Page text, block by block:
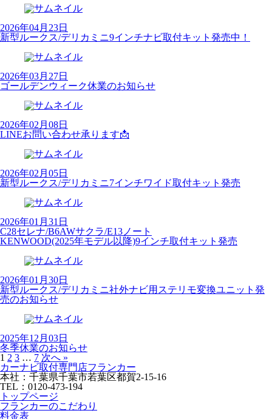
2026年04月23日
新型ルークス/デリカミニ9インチナビ取付キット発売中！
2026年03月27日
ゴールデンウィーク休業のお知らせ
2026年02月08日
LINEお問い合わせ承ります📩
2026年02月05日
新型ルークス/デリカミニ7インチワイド取付キット発売
2026年01月31日
C28セレナ/B6AWサクラ/E13ノート
KENWOOD(2025年モデル以降)9インチ取付キット発売
2026年01月30日
新型ルークス/デリカミニ社外ナビ用ステリモ変換ユニット発
売のお知らせ
2025年12月03日
冬季休業のお知らせ
1 2 3 … 7 次へ »
カーナビ取付専⾨店フランカー
本社：千葉県千葉市若葉区都賀2-15-16
TEL：0120-473-194
トップページ
フランカーのこだわり
料金表